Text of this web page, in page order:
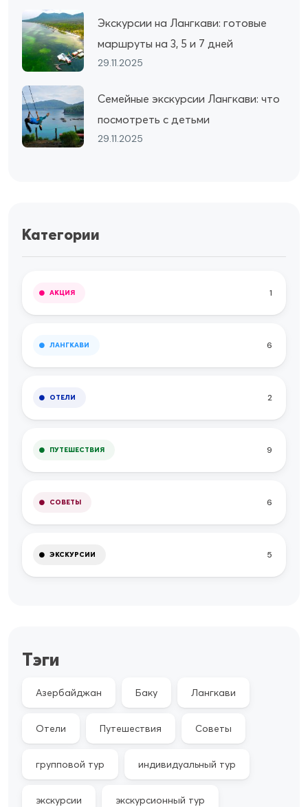
Экскурсии на Лангкави: готовые
маршруты на 3, 5 и 7 дней
29.11.2025
Семейные экскурсии Лангкави: что
посмотреть с детьми
29.11.2025
Категории
АКЦИЯ 1
ЛАНГКАВИ 6
ОТЕЛИ 2
ПУТЕШЕСТВИЯ 9
СОВЕТЫ 6
ЭКСКУРСИИ 5
Тэги
Азербайджан Баку Лангкави
Отели Путешествия Советы
групповой тур индивидуальный тур
экскурсии экскурсионный тур